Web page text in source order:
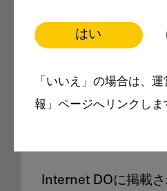
はい
「いいえ」の場合は、
報」ページへリンクしま
Internet DOに
製品価格も
Internet DOに掲載